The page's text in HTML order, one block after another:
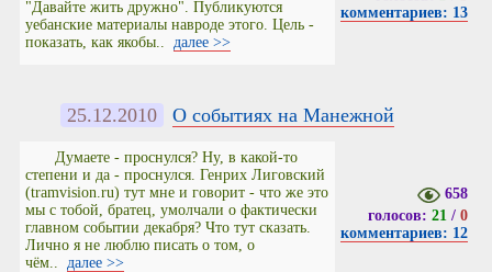
"Давайте жить дружно". Публикуются
уебанские материалы навроде этого. Цель -
показать, как якобы.. далее >>
комментариев: 13
25.12.2010 О событиях на Манежной
Думаете - проснулся? Ну, в какой-то
степени и да - проснулся. Генрих Лиговский
(tramvision.ru) тут мне и говорит - что же это
мы с тобой, братец, умолчали о фактически
главном событии декабря? Что тут сказать.
Лично я не люблю писать о том, о
чём.. далее >>
658
голосов: 21 / 0
комментариев: 12